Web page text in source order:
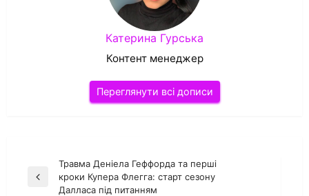
Катерина Гурська
Контент менеджер
Переглянути всі дописи
Навігація
записів
Попередній
Травма Деніела Геффорда та перші
кроки Купера Флегга: старт сезону
Далласа під питанням